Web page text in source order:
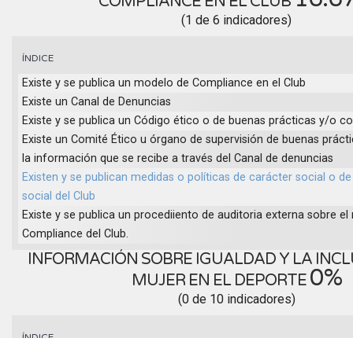
(1 de 6 indicadores)
ÍNDICE
Existe y se publica un modelo de Compliance en el Club
Existe un Canal de Denuncias
Existe y se publica un Código ético o de buenas prácticas y/o
Existe un Comité Ético u órgano de supervisión de buenas
la información que se recibe a través del Canal de denuncias
Existen y se publican medidas o políticas de carácter social o
social del Club
Existe y se publica un procediiento de auditoria externa sobre el
Compliance del Club.
INFORMACIÓN SOBRE IGUALDAD Y LA
MUJER EN EL DEPORTE 0%
(0 de 10 indicadores)